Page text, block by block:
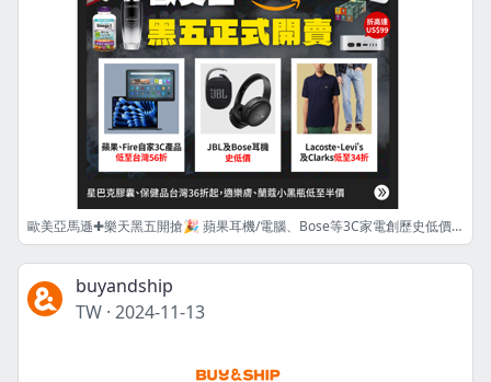
歐美亞馬遜✚樂天黑五開搶🎉 蘋果耳機/電腦、Bose等3C家電創歷史低價🔥 北臉、Lacoste及維密1️⃣折起🤯
buyandship
TW · 2024-11-13